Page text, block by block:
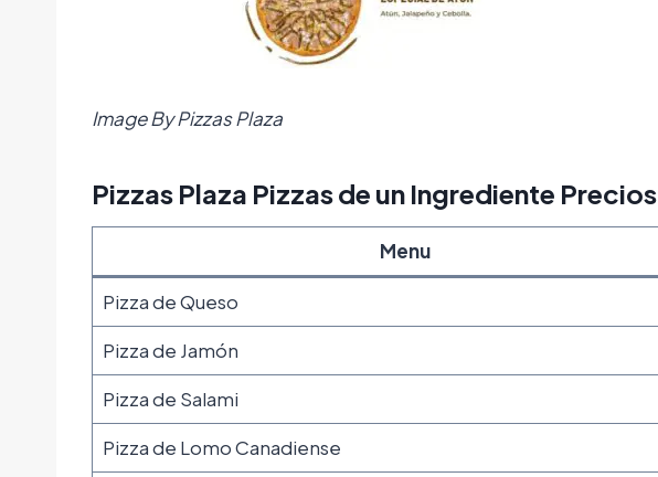
Image By Pizzas Plaza
Pizzas Plaza Pizzas de un Ingrediente Precios
Menu
Pizza de Queso
Pizza de Jamón
Pizza de Salami
Pizza de Lomo Canadiense